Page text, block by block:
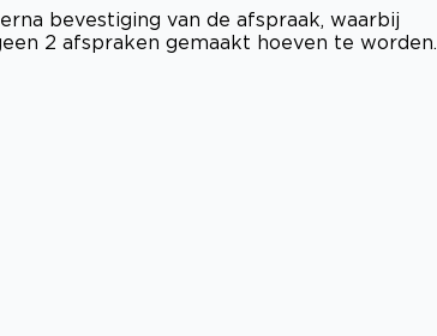
bevestiging van de afspraak, waarbij
2 afspraken gemaakt hoeven te worden.